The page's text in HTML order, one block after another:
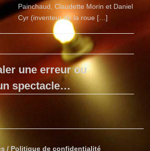
Painchaud, Claudette Morin et Daniel
Cyr (inventeur de la roue […]
une erreur ou
spectacle…
/ Politique de confidentialité